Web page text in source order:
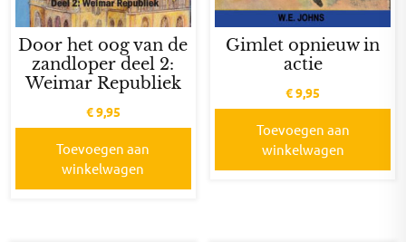
Door het oog van de
zandloper deel 2:
Weimar Republiek
€9,95
Toevoegen aan
winkelwagen
Gimlet opnieuw in
actie
€9,95
Toevoegen aan
winkelwagen